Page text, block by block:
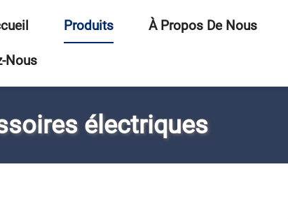
Produits À Propos De Nous
Nous
électriques